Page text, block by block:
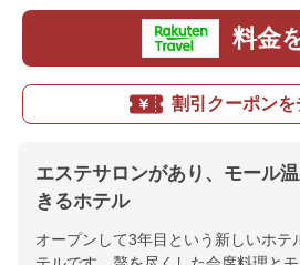
料金
割引クーポンを
エステサロンがあり、モール
きるホテル
オープンして3年目という新しいホテ